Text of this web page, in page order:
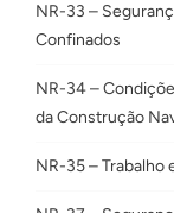
NR-33 –
Confinados
NR-34 –
da Construção
NR-35 – Trabalho